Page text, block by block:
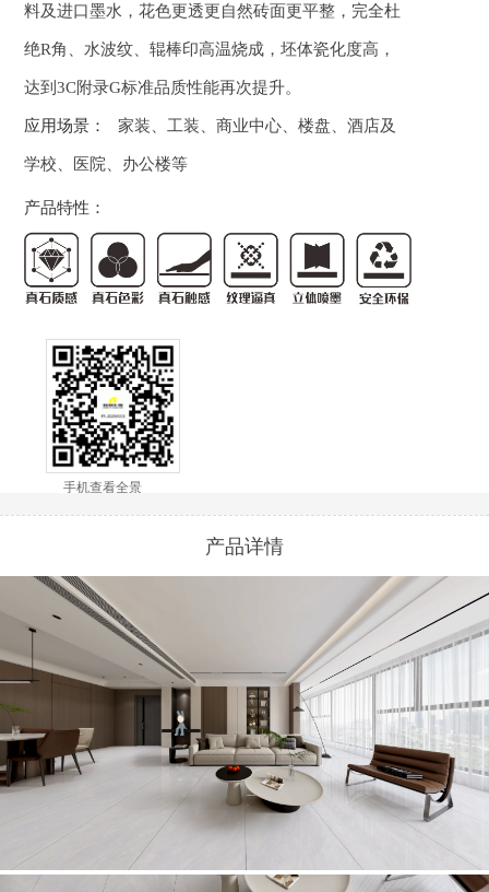
料及进口墨水，花色更透更自然砖面更平整，完全杜
绝R角、水波纹、辊棒印高温烧成，坯体瓷化度高，
达到3C附录G标准品质性能再次提升。
应用场景： 家装、工装、商业中心、楼盘、酒店及
学校、医院、办公楼等
产品特性：
手机查看全景
产品详情